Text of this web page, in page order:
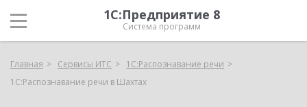
1С:Предприятие 8
Система программ
Главная Сервисы ИТС
1С:Распознавание речи
1С:Распознавание речи в Шахтах